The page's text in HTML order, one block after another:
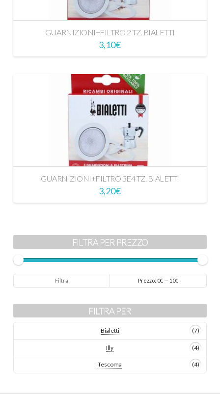
GUARNIZIONI+FILTRO 2 TZ. BIALETTI
3,10€
GUARNIZIONI+FILTRO 3E4 TZ. BIALETTI
3,20€
FILTRA PER PREZZO
Min
Max
Filtra Prezzo: 0€— 10€
FILTRA PER
Bialetti (7)
Illy (4)
Tescoma (4)